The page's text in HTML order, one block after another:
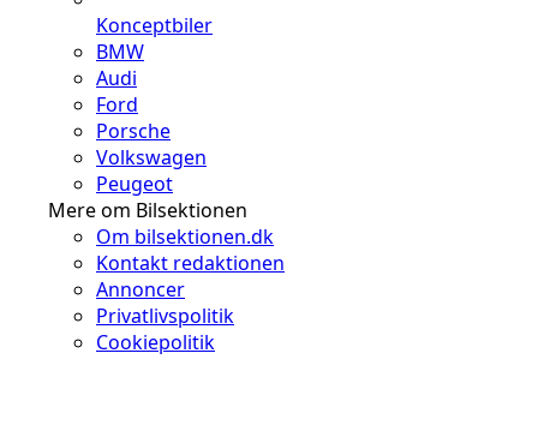
Konceptbiler
BMW
Audi
Ford
Porsche
Volkswagen
Peugeot
Mere om Bilsektionen
Om bilsektionen.dk
Kontakt redaktionen
Annoncer
Privatlivspolitik
Cookiepolitik